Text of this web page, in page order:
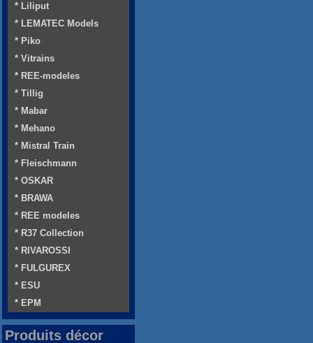
* Liliput
* LEMATEC Models
* Piko
* Vitrains
* REE-modeles
* Tillig
* Mabar
* Mehano
* Mistral Train
* Fleischmann
* OSKAR
* BRAWA
* REE modeles
* R37 Collection
* RIVAROSSI
* FULGUREX
* ESU
* EPM
Produits décor